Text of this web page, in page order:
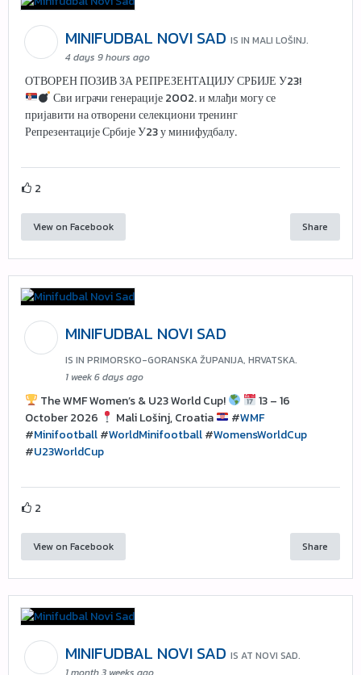
MINIFUDBAL NOVI SAD IS IN MALI LOŠINJ.
4 days 9 hours ago
ОТВОРЕН ПОЗИВ ЗА РЕПРЕЗЕНТАЦИЈУ СРБИЈЕ У23!
Сви играчи генерације 2002. и млађи могу се
пријавити на отворени селекциони тренинг
Репрезентације Србије У23 у минифудбалу.
2
View on Facebook Share
MINIFUDBAL NOVI SAD
IS IN PRIMORSKO-GORANSKA ŽUPANIJA, HRVATSKA.
1 week 6 days ago
The WMF Women’s & U23 World Cup!
13 – 16
October 2026
Mali Lošinj, Croatia #WMF
#Minifootball#WorldMinifootball#WomensWorldCup
#U23WorldCup
2
View on Facebook Share
MINIFUDBAL NOVI SAD IS AT NOVI SAD.